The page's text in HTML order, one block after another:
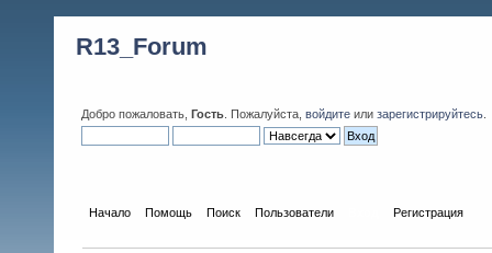
R13_Forum
Добро пожаловать, Гость . Пожалуйста, войдите или зарегистрируйтесь
Начало Помощь Поиск Пользователи Регистрация